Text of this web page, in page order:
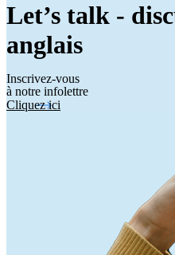
Let’s talk -
anglais
Inscrivez-vous
à notre infolettre
Cliquez ici